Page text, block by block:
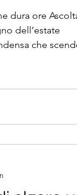
dura ore
dell’estate
che
del Sud e